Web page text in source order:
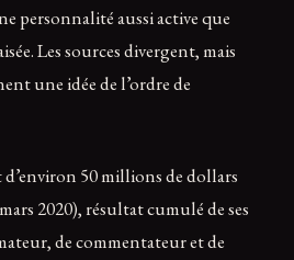
personnalité aussi active que
Les sources divergent, mais
une idée de l’ordre de
50 millions de dollars
2020), résultat cumulé de ses
de commentateur et de